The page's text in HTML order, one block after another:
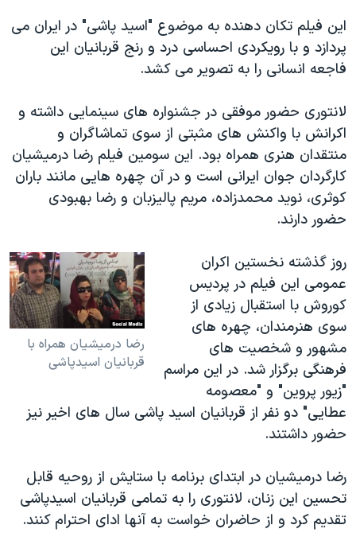
قانون شفافیت دارائی کادر رهبری ایران
اعتراضات مردمی آبان ۹۸
اسرائیل در جنگ
نرگس محمدی برنده جایزه نوبل صلح
همایش محافظه‌کاران آمریکا «سی‌پک»
صفحه‌های ویژه
سفر پرزیدنت ترامپ به چین
این فیلم تکان دهنده به موضوع "اسید پاشی" در ایران می
پردازد و با رویکردی احساسی درد و رنج قربانیان این
فاجعه انسانی را به تصویر می کشد.
لانتوری حضور موفقی در جشنواره های سینمایی داشته و
اکرانش با واکنش های مثبتی از سوی تماشاگران و
منتقدان هنری همراه بود. این سومین فیلم رضا درمیشیان
کارگردان جوان ایرانی است و در آن چهره هایی مانند باران
کوثری، نوید محمدزاده، مریم پالیزبان و رضا بهبودی
حضور دارند.
رضا درمیشیان همراه با
قربانیان اسیدپاشی
روز گذشته نخستین اکران
عمومی این فیلم در پردیس
کوروش با استقبال زیادی از
سوی هنرمندان، چهره های
مشهور و شخصیت های
فرهنگی برگزار شد. در این مراسم
"زیور پروین" و "معصومه
عطایی" دو نفر از قربانیان اسید پاشی سال های اخیر نیز
حضور داشتند.
رضا درمیشیان در ابتدای برنامه با ستایش از روحیه قابل
تحسین این زنان، لانتوری را به تمامی قربانیان اسیدپاشی
تقدیم کرد و از حاضران خواست به آنها ادای احترام کنند.